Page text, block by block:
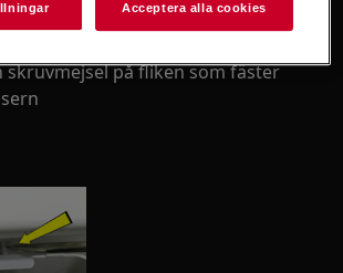
skruvmejsel på fliken som fäster
Acceptera alla cookies